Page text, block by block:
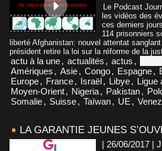
Le Podcast
les vidéos des
ces derniers
114 prisonniers
liberté Afghanistan: nouvel attentat
président retire la loi sur la réforme de la
actu à la une, actualités , actus ,
Amériques , Asie, Congo, Espagne,
Europe, France, Israël, Libye, Ligue
Moyen-Orient, Nigeria, Pakistan,
Somalie, Suisse, Taïwan, UE ,
LA GARANTIE JEUNES
| 26/06/2017 |